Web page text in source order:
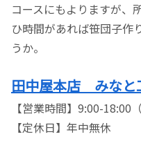
コースにもよりますが、
ひ時間があれば笹団子作
うか。
田中屋本店 みなと
【営業時間】9:00-18:00
【定休日】年中無休